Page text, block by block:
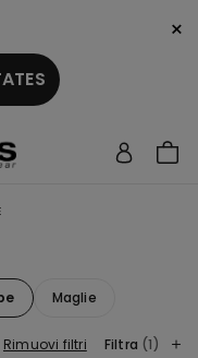
×
Maglie
Rimuovi filtri Filtra (1)